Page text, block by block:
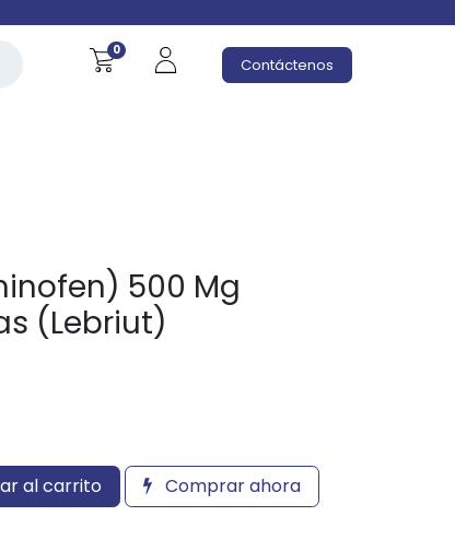
0
Contáctenos
500 Mg
(Lebriut)
al carrito Comprar ahora